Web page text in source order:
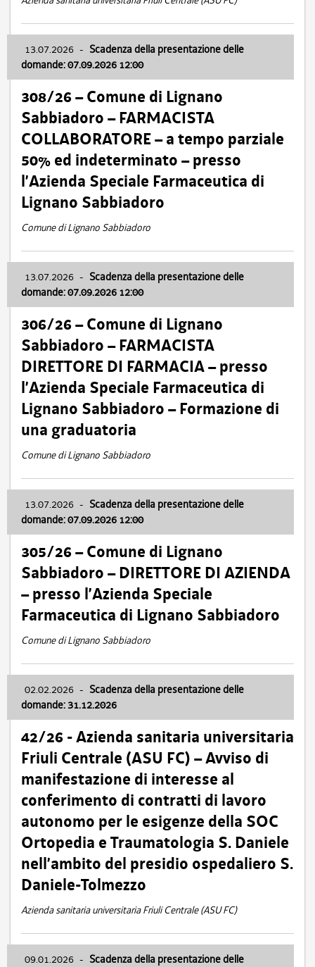
13.07.2026 - Scadenza della presentazione delle
domande: 07.09.2026 12:00
308/26 – Comune di Lignano
Sabbiadoro – FARMACISTA
COLLABORATORE – a tempo parziale
50% ed indeterminato – presso
l’Azienda Speciale Farmaceutica di
Lignano Sabbiadoro
Comune di Lignano Sabbiadoro
13.07.2026 - Scadenza della presentazione delle
domande: 07.09.2026 12:00
306/26 – Comune di Lignano
Sabbiadoro – FARMACISTA
DIRETTORE DI FARMACIA – presso
l’Azienda Speciale Farmaceutica di
Lignano Sabbiadoro – Formazione di
una graduatoria
Comune di Lignano Sabbiadoro
13.07.2026 - Scadenza della presentazione delle
domande: 07.09.2026 12:00
305/26 – Comune di Lignano
Sabbiadoro – DIRETTORE DI AZIENDA
– presso l’Azienda Speciale
Farmaceutica di Lignano Sabbiadoro
Comune di Lignano Sabbiadoro
02.02.2026 - Scadenza della presentazione delle
domande: 31.12.2026
42/26 - Azienda sanitaria universitaria
Friuli Centrale (ASU FC) – Avviso di
manifestazione di interesse al
conferimento di contratti di lavoro
autonomo per le esigenze della SOC
Ortopedia e Traumatologia S. Daniele
nell’ambito del presidio ospedaliero S.
Daniele-Tolmezzo
Azienda sanitaria universitaria Friuli Centrale (ASU FC)
09.01.2026 - Scadenza della presentazione delle